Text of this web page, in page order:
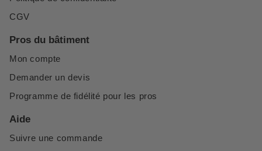
CGV
Pros du bâtiment
Mon compte
Demander un devis
Programme de fidélité pour les pros
Aide
Suivre une commande